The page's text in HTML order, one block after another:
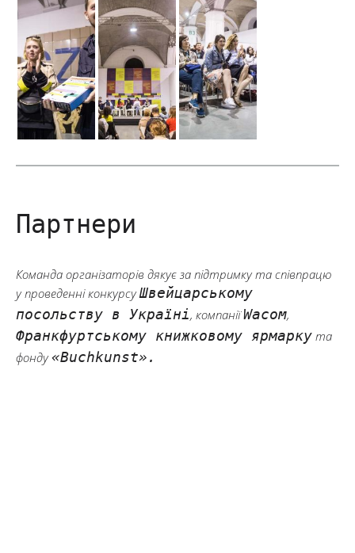
Партнери
Команда організаторів дякує за підтримку та співпрацю
у проведенні конкурсуШвейцарському
посольству в Україні, компаніїWacom,
Франкфуртському книжковому ярмарку та
фонду«Buchkunst».